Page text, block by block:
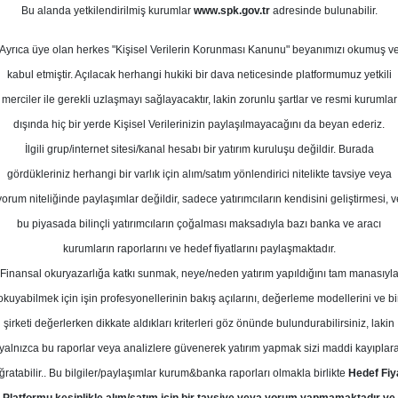
2025
Potansiyeli
Kurum Sayısı
12
2
Pazartesi, 12 Mayıs 2025
Hedef Fiyat
HALKB-Halkbank için hedef
olarak korudu
Bu alanda yetkilendirilmiş kurumlar www.spk.gov.tradresinde bulunabilir.
Ayrıca üye olan herkes "Kişisel Verilerin Korunması Kanunu" beyanımızı okumuş
kabul etmiştir. Açılacak herhangi hukiki bir dava neticesinde platformumuz yetkili
merciler ile gerekli uzlaşmayı sağlayacaktır, lakin zorunlu şartlar ve resmi kurumlar
dışında hiç bir yerde Kişisel Verilerinizin paylaşılmayacağını da beyan ederiz.
İlgili grup/internet sitesi/kanal hesabı bir yatırım kuruluşu değildir. Burada
gördükleriniz herhangi bir varlık için alım/satım yönlendirici nitelikte tavsiye veya
niteliğinde paylaşımlar değildir, sadece yatırımcıların kendisini geliştirmesi,
bu piyasada bilinçli yatırımcıların çoğalması maksadıyla bazı banka ve aracı
kurumların raporlarını ve hedef fiyatlarını paylaşmaktadır.
Finansal okuryazarlığa katkı sunmak, neye/neden yatırım yapıldığını tam manasıyla
için işin profesyonellerinin bakış açılarını, değerleme modellerini ve
şirketi değerlerken dikkate aldıkları kriterleri göz önünde bulundurabilirsiniz, lakin
yalnızca bu raporlar veya analizlere güvenerek yatırım yapmak sizi maddi
Bu bilgiler/paylaşımlar kurum&banka raporları olmakla birlikte Hedef